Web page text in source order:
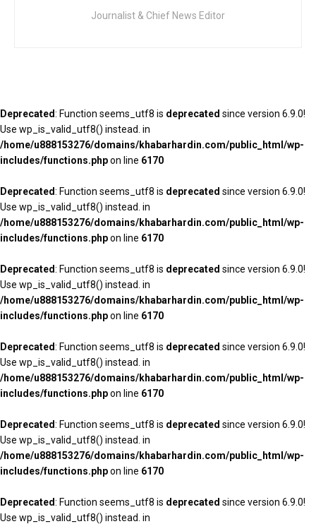
Journalist & Chief News Editor
Deprecated: Function seems_utf8 is deprecated since version 6.9.0!
Use wp_is_valid_utf8() instead. in
/home/u888153276/domains/khabarhardin.com/public_html/wp-
includes/functions.phpon line 6170
Deprecated: Function seems_utf8 is deprecated since version 6.9.0!
Use wp_is_valid_utf8() instead. in
/home/u888153276/domains/khabarhardin.com/public_html/wp-
includes/functions.phpon line 6170
Deprecated: Function seems_utf8 is deprecated since version 6.9.0!
Use wp_is_valid_utf8() instead. in
/home/u888153276/domains/khabarhardin.com/public_html/wp-
includes/functions.phpon line 6170
Deprecated: Function seems_utf8 is deprecated since version 6.9.0!
Use wp_is_valid_utf8() instead. in
/home/u888153276/domains/khabarhardin.com/public_html/wp-
includes/functions.phpon line 6170
Deprecated: Function seems_utf8 is deprecated since version 6.9.0!
Use wp_is_valid_utf8() instead. in
/home/u888153276/domains/khabarhardin.com/public_html/wp-
includes/functions.phpon line 6170
Deprecated: Function seems_utf8 is deprecated since version 6.9.0!
Use wp_is_valid_utf8() instead. in